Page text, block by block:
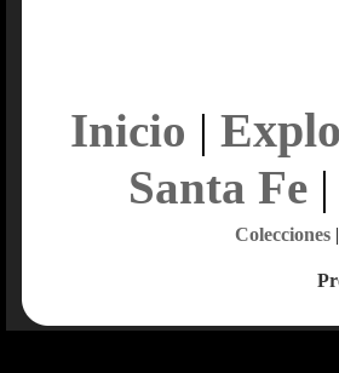
Inicio |
Santa Fe|
Colecciones|